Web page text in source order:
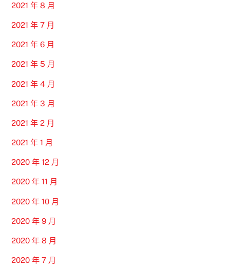
2021 年 8 月
2021 年 7 月
2021 年 6 月
2021 年 5 月
2021 年 4 月
2021 年 3 月
2021 年 2 月
2021 年 1 月
2020 年 12 月
2020 年 11 月
2020 年 10 月
2020 年 9 月
2020 年 8 月
2020 年 7 月